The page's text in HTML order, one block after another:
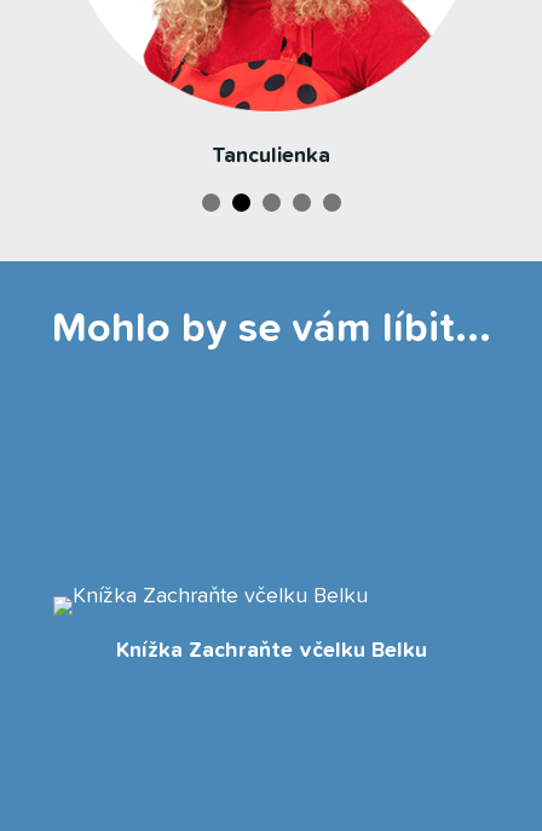
Tanculienka
Mohlo by se vám líbit...
Knížka Zachraňte včelku Belku